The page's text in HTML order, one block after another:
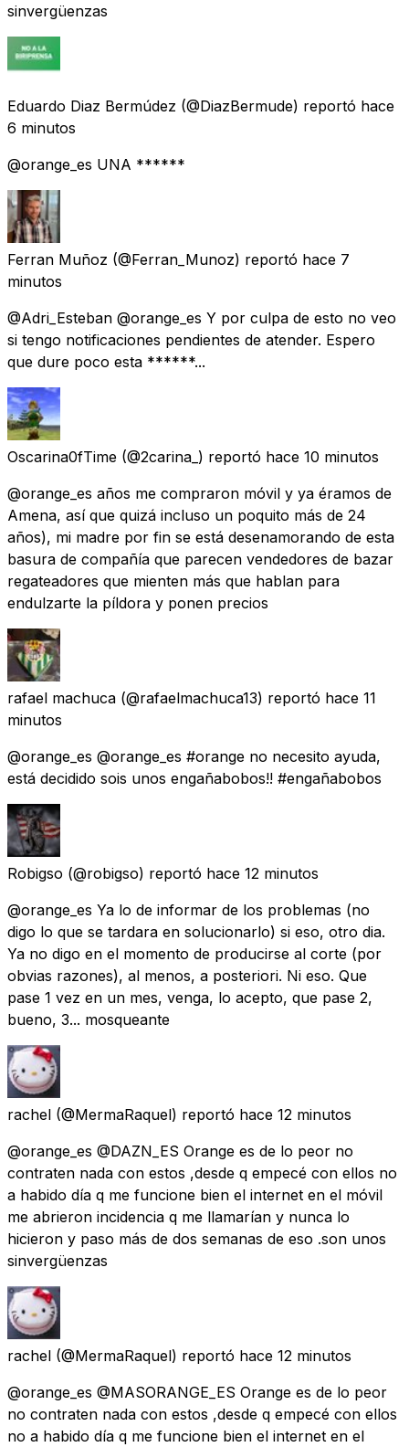
sinvergüenzas
Eduardo Diaz Bermúdez (@DiazBermude) reportó hace
6 minutos
@orange_es UNA ******
Ferran Muñoz (@Ferran_Munoz) reportó hace 7
minutos
@Adri_Esteban @orange_es Y por culpa de esto no veo
si tengo notificaciones pendientes de atender. Espero
que dure poco esta ******...
Oscarina0fTime (@2carina_) reportó hace 10 minutos
@orange_es años me compraron móvil y ya éramos de
Amena, así que quizá incluso un poquito más de 24
años), mi madre por fin se está desenamorando de esta
basura de compañía que parecen vendedores de bazar
regateadores que mienten más que hablan para
endulzarte la píldora y ponen precios
rafael machuca (@rafaelmachuca13) reportó hace 11
minutos
@orange_es @orange_es #orange no necesito ayuda,
está decidido sois unos engañabobos!! #engañabobos
Robigso (@robigso) reportó hace 12 minutos
@orange_es Ya lo de informar de los problemas (no
digo lo que se tardara en solucionarlo) si eso, otro dia.
Ya no digo en el momento de producirse al corte (por
obvias razones), al menos, a posteriori. Ni eso. Que
pase 1 vez en un mes, venga, lo acepto, que pase 2,
bueno, 3... mosqueante
rachel (@MermaRaquel) reportó hace 12 minutos
@orange_es @DAZN_ES Orange es de lo peor no
contraten nada con estos ,desde q empecé con ellos no
a habido día q me funcione bien el internet en el móvil
me abrieron incidencia q me llamarían y nunca lo
hicieron y paso más de dos semanas de eso .son unos
sinvergüenzas
rachel (@MermaRaquel) reportó hace 12 minutos
@orange_es @MASORANGE_ES Orange es de lo peor
no contraten nada con estos ,desde q empecé con ellos
no a habido día q me funcione bien el internet en el